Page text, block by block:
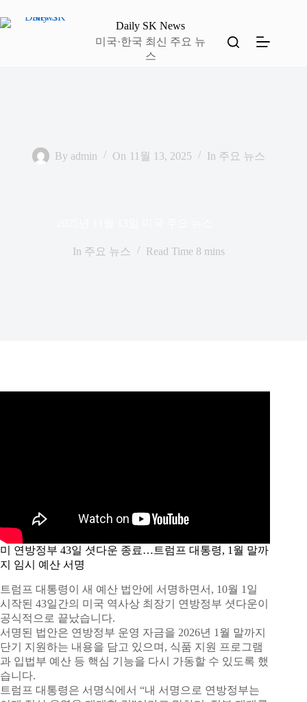
문
Daily SK News
미국·한국 최신 주요 뉴
스
By admin On 11월 13, 2025 In 주요 뉴스
In 주요 뉴스 Read Time 8 mins
미 연방정부 43일 셧다운 종료…트럼프 대통령, 1월 말까
지 임시 예산 서명
트럼프 대통령이 새 예산 법안에 서명하면서, 10월 1일
시작된 43일간의 미국 역사상 최장기 연방정부 셧다운이
공식적으로 끝났습니다.
서명된 법안은 연방정부 운영 자금을 2026년 1월 말까지
단기 지원하는 내용을 담고 있으며, 식품 지원 프로그램
과 입법부 예산 등 핵심 기능을 다시 가동할 수 있도록 했
습니다.
트럼프 대통령은 서명식에서 “내 서명으로 연방정부는